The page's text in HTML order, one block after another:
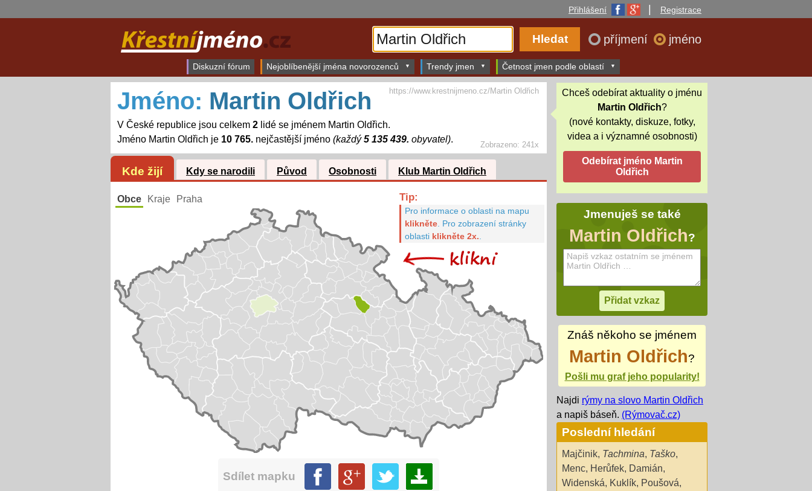
Přihlášení Registrace
příjmení jméno
Diskuzní fórum Nejoblíbenější jména novorozenců Trendy jmen Četnost jmen podle oblastí
Zobrazeno: 241x
Jméno: Martin Oldřich
V České republice jsou celkem 2lidé se jménem Martin Oldřich.
Jméno Martin Oldřich je 10 765.nejčastější jméno (každý5 135 439. obyvatel).
https://www.krestnijmeno.cz/Martin Oldřich
Kde žijí Kdy se narodili Původ Osobnosti Klub Martin Oldřich
Obce Kraje Praha Tip:
Pro informace o oblasti na mapu
klikněte. Pro zobrazení stránky
oblasti klikněte 2x.
Sdílet mapku
Chceš odebírat aktuality o jménu
Martin Oldřich?
(nové kontakty, diskuze, fotky,
videa a i významné osobnosti)
Jmenuješ se také
Martin Oldřich?
Znáš někoho se jménem
Martin Oldřich?
Pošli mu graf jeho popularity!
Najdi rýmy na slovo Martin Oldřich
a napiš báseň. (Rýmovač.cz)
Poslední hledání
Majčinik, Tachmina, Taško,
Menc, Herůfek, Damián,
Widenská, Kuklík, Poušová,